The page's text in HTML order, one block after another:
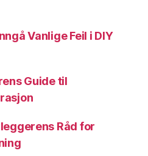
Vanlige Feil i DIY
Guide til
Råd for